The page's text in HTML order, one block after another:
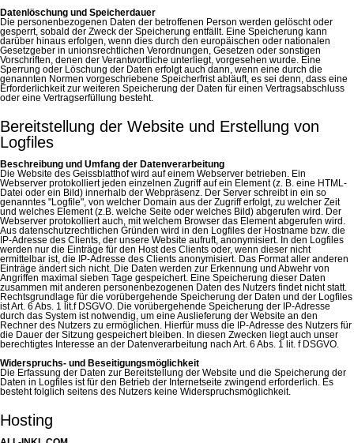
Datenlöschung und Speicherdauer
Die personenbezogenen Daten der betroffenen Person werden gelöscht oder
gesperrt, sobald der Zweck der Speicherung entfällt. Eine Speicherung kann
darüber hinaus erfolgen, wenn dies durch den europäischen oder nationalen
Gesetzgeber in unionsrechtlichen Verordnungen, Gesetzen oder sonstigen
Vorschriften, denen der Verantwortliche unterliegt, vorgesehen wurde. Eine
Sperrung oder Löschung der Daten erfolgt auch dann, wenn eine durch die
genannten Normen vorgeschriebene Speicherfrist abläuft, es sei denn, dass eine
Erforderlichkeit zur weiteren Speicherung der Daten für einen Vertragsabschluss
oder eine Vertragserfüllung besteht.
Bereitstellung der Website und Erstellung von
Logfiles
Beschreibung und Umfang der Datenverarbeitung
Die Website des Geissblatthof wird auf einem Webserver betrieben. Ein
Webserver protokolliert jeden einzelnen Zugriff auf ein Element (z. B. eine HTML-
Datei oder ein Bild) innerhalb der Webpräsenz. Der Server schreibt in ein so
genanntes "Logfile", von welcher Domain aus der Zugriff erfolgt, zu welcher Zeit
und welches Element (z.B. welche Seite oder welches Bild) abgerufen wird. Der
Webserver protokolliert auch, mit welchem Browser das Element abgerufen wird.
Aus datenschutzrechtlichen Gründen wird in den Logfiles der Hostname bzw. die
IP-Adresse des Clients, der unsere Website aufruft, anonymisiert. In den Logfiles
werden nur die Einträge für den Host des Clients oder, wenn dieser nicht
ermittelbar ist, die IP-Adresse des Clients anonymisiert. Das Format aller anderen
Einträge ändert sich nicht. Die Daten werden zur Erkennung und Abwehr von
Angriffen maximal sieben Tage gespeichert. Eine Speicherung dieser Daten
zusammen mit anderen personenbezogenen Daten des Nutzers findet nicht statt.
Rechtsgrundlage für die vorübergehende Speicherung der Daten und der Logfiles
ist Art. 6 Abs. 1 lit.f DSGVO. Die vorübergehende Speicherung der IP-Adresse
durch das System ist notwendig, um eine Auslieferung der Website an den
Rechner des Nutzers zu ermöglichen. Hierfür muss die IP-Adresse des Nutzers für
die Dauer der Sitzung gespeichert bleiben. In diesen Zwecken liegt auch unser
berechtigtes Interesse an der Datenverarbeitung nach Art. 6 Abs. 1 lit. f DSGVO.
Widerspruchs- und Beseitigungsmöglichkeit
Die Erfassung der Daten zur Bereitstellung der Website und die Speicherung der
Daten in Logfiles ist für den Betrieb der Internetseite zwingend erforderlich. Es
besteht folglich seitens des Nutzers keine Widerspruchsmöglichkeit.
Hosting